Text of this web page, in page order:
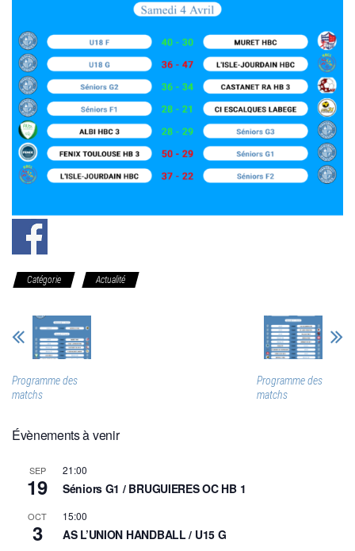
Catégorie Actualité
Programme des
matchs
Programme des
matchs
Évènements à venir
SEP
19
21:00
Séniors G1 / BRUGUIERES OC HB 1
OCT
3
15:00
AS L’UNION HANDBALL / U15 G